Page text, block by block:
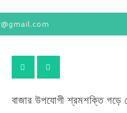
বাজার উপযোগী শ্রমশক্তি গড়ে